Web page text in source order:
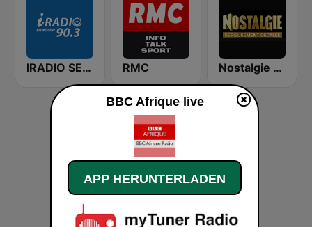
IRADIO SENEGAL RMC Nostalgie FM
BBC Afrique live
APP HERUNTERLADEN